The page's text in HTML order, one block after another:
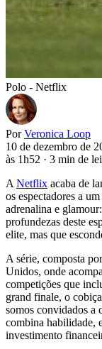
Polo - Netflix
Por Veronica Loop
10 de dezembro de
às 1h52 · 3 min de
A Netflix acaba de
os espectadores a
adrenalina e
profundezas deste
elite, mas que
A série, composta
Unidos, onde
competições que
grand finale, o
somos convidados a
combina habilidade,
investimento